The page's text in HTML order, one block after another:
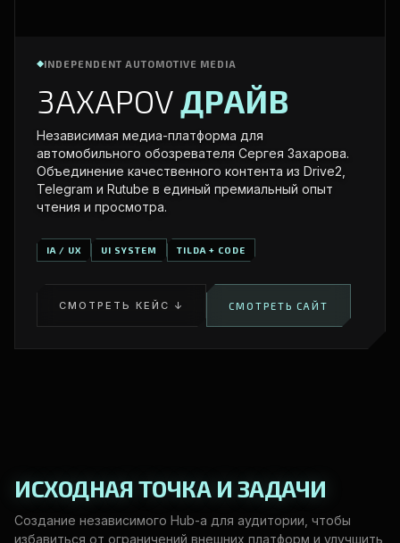
INDEPENDENT AUTOMOTIVE MEDIA
3AXAPOVДРАЙВ
Независимая медиа-платформа для
автомобильного обозревателя Сергея Захарова.
Объединение качественного контента из Drive2,
Telegram и Rutube в единый премиальный опыт
чтения и просмотра.
IA / UX UI SYSTEM TILDA + CODE
СМОТРЕТЬ КЕЙС ↓ СМОТРЕТЬ САЙТ
ИСХОДНАЯ ТОЧКА И ЗАДАЧИ
Создание независимого Hub-а для аудитории, чтобы
избавиться от ограничений внешних платформ и улучшить